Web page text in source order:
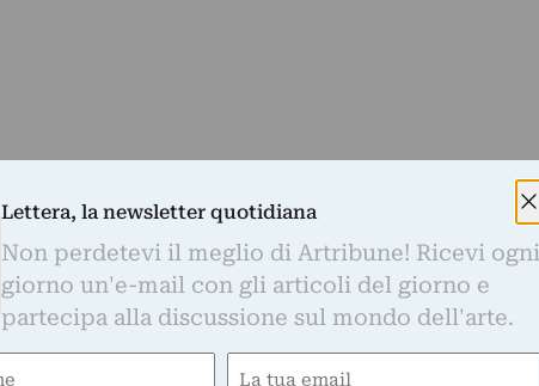
Lettera, la newsletter quotidiana
Non perdetevi il meglio di Artribune! Ricevi ogni
giorno un'e-mail con gli articoli del giorno e
partecipa alla discussione sul mondo dell'arte.
Email